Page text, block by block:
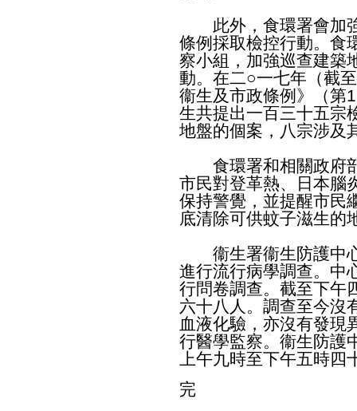
此外，食環署會加強
條例採取檢控行動。食
察小組，加強巡查建築
動。在二○一七年（截
衞生及市政條例》（第
生共提出一百三十五宗
地盤的個案，八宗涉及
食環署和相關政府部
市民對登革熱、日本腦
保持警覺，並提醒市民
底清除可供蚊子滋生的
衞生署衞生防護中心
進行流行病學調查。中
行問卷調查。截至下午
六十八人。調查至今沒
血液化驗，亦沒有發現
行醫學監察。衞生防護
上午九時至下午五時四
完